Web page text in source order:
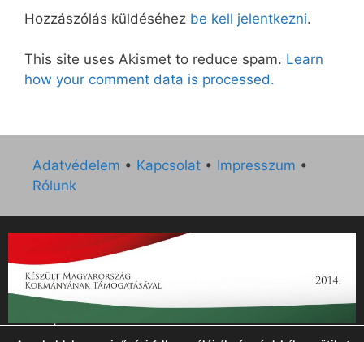
Hozzászólás küldéséhez be kell jelentkezni.
This site uses Akismet to reduce spam. Learn
how your comment data is processed.
Adatvédelem • Kapcsolat • Impresszum •
Rólunk
„Az Új Ember katolikus hetilap 2014. évi működésének